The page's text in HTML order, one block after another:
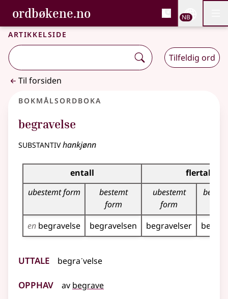
Gå til hovedinnhold
Tilgjengelighet
ordbøkene.no, Bokmålsordboka og
Bokmålsordboka og Nynorskordboka
NB
Artikkelside
Tilfeldig ord
Til forsiden
Bokmålsordboka
begravelse
substantivhankjønn
Bøyingstabell for dette substantivet
entall
flertall
ubestemt form
bestemt
form
ubestemt
form
en begravelse begravelsen begravelser
Uttale begraˊvelse
Opphav av begrave